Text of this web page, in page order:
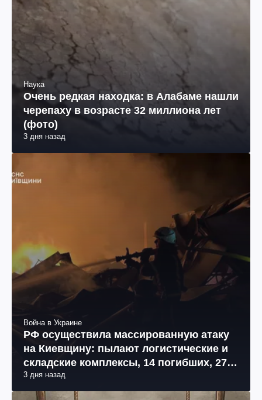
Наука
Очень редкая находка: в Алабаме нашли
черепаху в возрасте 32 миллиона лет
(фото)
3 дня назад
Война в Украине
РФ осуществила массированную атаку
на Киевщину: пылают логистические и
складские комплексы, 14 погибших, 27
раненых (фото, видео)
3 дня назад